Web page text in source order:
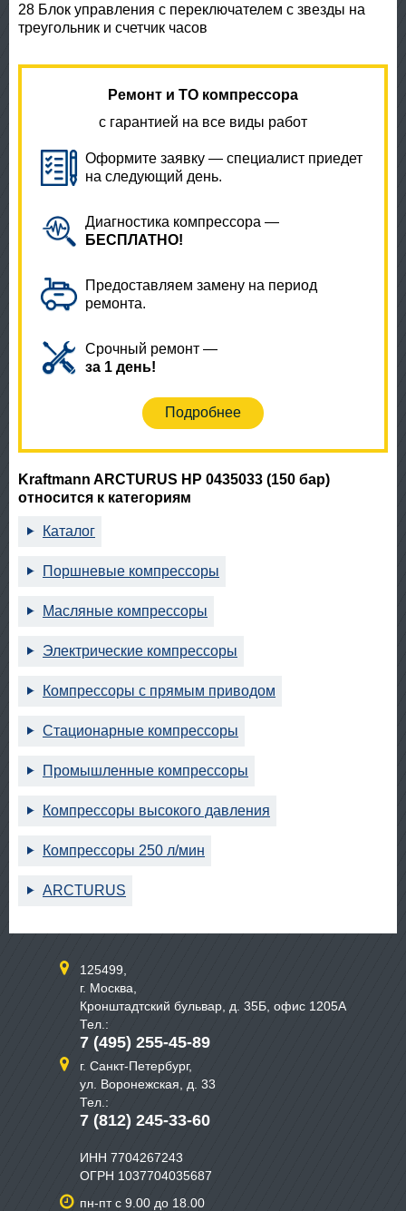
28 Блок управления с переключателем с звезды на
треугольник и счетчик часов
Ремонт и ТО компрессора
с гарантией на все виды работ
Оформите заявку — специалист приедет
на следующий день.
Диагностика компрессора —
БЕСПЛАТНО!
Предоставляем замену на период
ремонта.
Срочный ремонт —
за 1 день!
Подробнее
Kraftmann ARCTURUS HP 0435033 (150 бар)
относится к категориям
Каталог
Поршневые компрессоры
Масляные компрессоры
Электрические компрессоры
Компрессоры с прямым приводом
Стационарные компрессоры
Промышленные компрессоры
Компрессоры высокого давления
Компрессоры 250 л/мин
ARCTURUS
125499,
г. Москва,
Кронштадтский бульвар, д. 35Б, офис 1205А
Тел.:
7 (495) 255-45-89
г. Санкт-Петербург,
ул. Воронежская, д. 33
Тел.:
7 (812) 245-33-60
ИНН 7704267243
ОГРН 1037704035687
пн-пт с 9.00 до 18.00